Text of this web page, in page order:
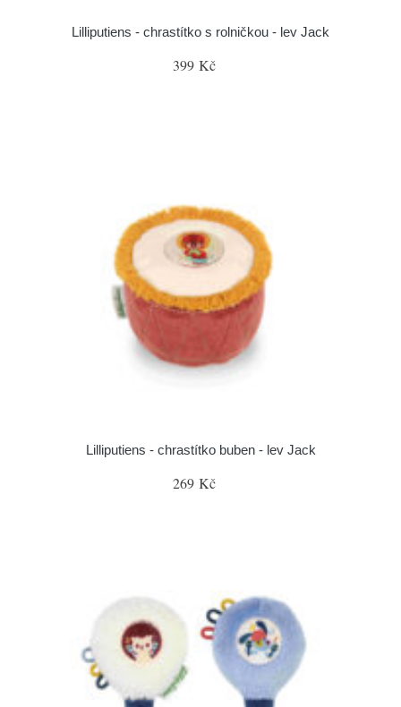
Lilliputiens - chrastítko s rolničkou - lev Jack
399 Kč
Lilliputiens - chrastítko buben - lev Jack
269 Kč